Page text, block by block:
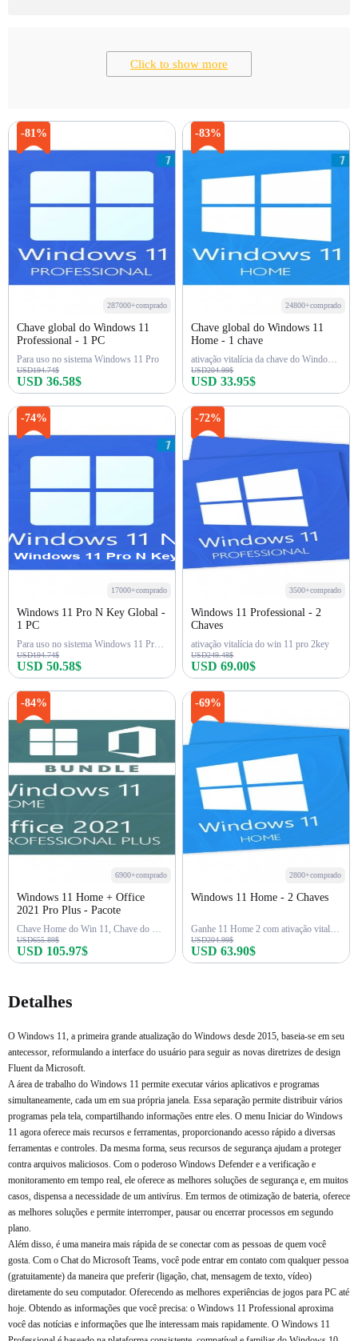
Click to show more
-81%
287000+comprado
Chave global do Windows 11
Professional - 1 PC
Para uso no sistema Windows 11 Pro
USD194.74$
USD 36.58$
-83%
24800+comprado
Chave global do Windows 11
Home - 1 chave
ativação vitalícia da chave do Windows 11 Home
USD204.99$
USD 33.95$
-74%
17000+comprado
Windows 11 Pro N Key Global -
1 PC
Para uso no sistema Windows 11 Pro N
USD194.74$
USD 50.58$
-72%
3500+comprado
Windows 11 Professional - 2
Chaves
ativação vitalícia do win 11 pro 2key
USD249.48$
USD 69.00$
-84%
6900+comprado
Windows 11 Home + Office
2021 Pro Plus - Pacote
Chave Home do Win 11, Chave do Office 2021 Pro
USD655.89$
USD 105.97$
-69%
2800+comprado
Windows 11 Home - 2 Chaves
Ganhe 11 Home 2 com ativação vitalícia da chave
USD204.99$
USD 63.90$
Detalhes
O Windows 11, a primeira grande atualização do Windows desde 2015, baseia-se em seu
antecessor, reformulando a interface do usuário para seguir as novas diretrizes de design
Fluent da Microsoft.
A área de trabalho do Windows 11 permite executar vários aplicativos e programas
simultaneamente, cada um em sua própria janela. Essa separação permite distribuir vários
programas pela tela, compartilhando informações entre eles. O menu Iniciar do Windows
11 agora oferece mais recursos e ferramentas, proporcionando acesso rápido a diversas
ferramentas e controles. Da mesma forma, seus recursos de segurança ajudam a proteger
contra arquivos maliciosos. Com o poderoso Windows Defender e a verificação e
monitoramento em tempo real, ele oferece as melhores soluções de segurança e, em muitos
casos, dispensa a necessidade de um antivírus. Em termos de otimização de bateria, oferece
as melhores soluções e permite interromper, pausar ou encerrar processos em segundo
plano.
Além disso, é uma maneira mais rápida de se conectar com as pessoas de quem você
gosta. Com o Chat do Microsoft Teams, você pode entrar em contato com qualquer pessoa
(gratuitamente) da maneira que preferir (ligação, chat, mensagem de texto, vídeo)
diretamente do seu computador. Oferecendo as melhores experiências de jogos para PC até
hoje. Obtendo as informações que você precisa: o Windows 11 Professional aproxima
você das notícias e informações que lhe interessam mais rapidamente. O Windows 11